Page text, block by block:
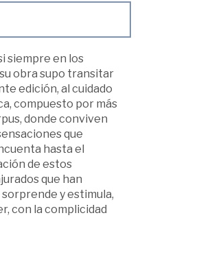
siempre en los
obra supo transitar
edición, al cuidado
compuesto por más
donde conviven
que
hasta el
de estos
que han
y estimula,
con la complicidad